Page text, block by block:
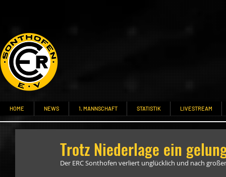
HOME NEWS 1. MANNSCHAFT STATISTIK LIVESTREAM
Trotz Niederlage ein
Der ERC Sonthofen verliert unglücklich und nach